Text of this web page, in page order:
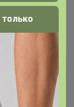
100 %
~ 5 дней